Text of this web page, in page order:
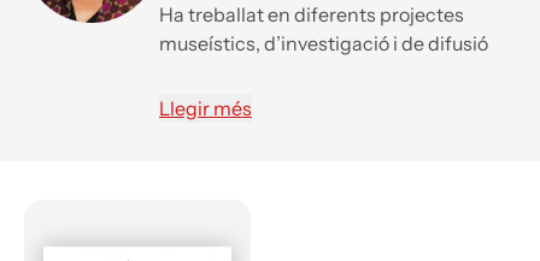
Ha treballat en diferents projectes
museístics, d’investigació i de difusió
sobre la història del Berguedà, la
Llegir més